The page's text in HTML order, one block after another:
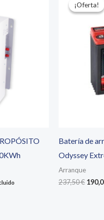
¡Oferta!
¡Oferta!
Batería de
Odyssey
Arranque
237,50€ El